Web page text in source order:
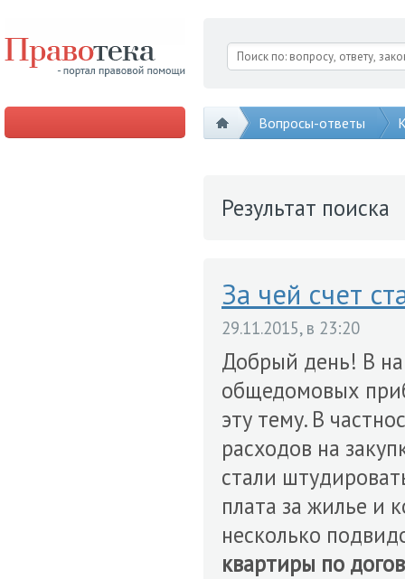
Вопросы-ответы
Результат поиска
За чей счет
29.11.2015, в 23:20
Добрый день! В
общедомовых
эту тему. В
расходов на
стали
плата за жилье и
несколько
квартиры по